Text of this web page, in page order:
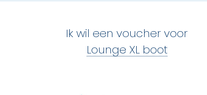
Ik wil een voucher voor
Lounge XL boot